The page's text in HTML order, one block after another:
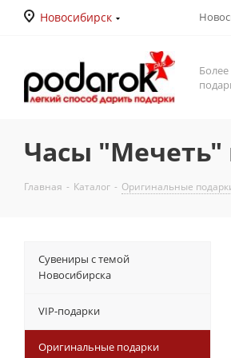
Новосибирск
Часы "Мечеть"
Главная - Каталог - Оригинальные
Сувениры с темой
Новосибирска
VIP-подарки
Оригинальные подарки